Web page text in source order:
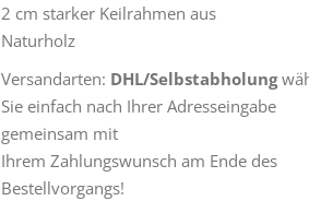
2 cm starker Keilrahmen aus
Naturholz
Versandarten: DHL/Selbstabholung
Sie einfach nach Ihrer Adresseingabe
gemeinsam mit
Ihrem Zahlungswunsch am Ende des
Bestellvorgangs!